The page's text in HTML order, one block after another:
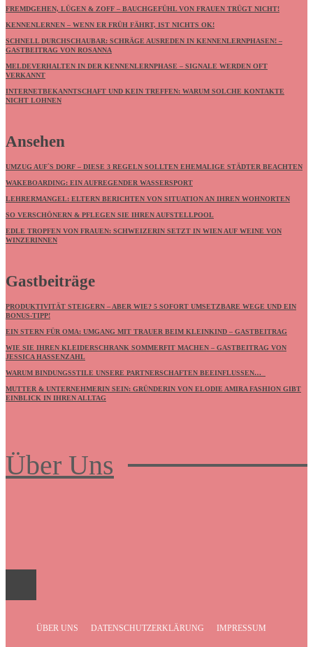
FREMDGEHEN, LÜGEN & ZOFF – BAUCHGEFÜHL VON FRAUEN TRÜGT NICHT!
KENNENLERNEN – WENN ER FRÜH FÄHRT, IST NICHTS OK!
SCHNELL DURCHSCHAUBAR: SCHRÄGE AUSREDEN IN KENNENLERNPHASEN! –
GASTBEITRAG VON ROSANNA
MELDEVERHALTEN IN DER KENNENLERNPHASE – SIGNALE WERDEN OFT
VERKANNT
INTERNETBEKANNTSCHAFT UND KEIN TREFFEN: WARUM SOLCHE KONTAKTE
NICHT LOHNEN
Ansehen
UMZUG AUF`S DORF – DIESE 3 REGELN SOLLTEN EHEMALIGE STÄDTER BEACHTEN
WAKEBOARDING: EIN AUFREGENDER WASSERSPORT
LEHRERMANGEL: ELTERN BERICHTEN VON SITUATION AN IHREN WOHNORTEN
SO VERSCHÖNERN & PFLEGEN SIE IHREN AUFSTELLPOOL
EDLE TROPFEN VON FRAUEN: SCHWEIZERIN SETZT IN WIEN AUF WEINE VON
WINZERINNEN
Gastbeiträge
PRODUKTIVITÄT STEIGERN – ABER WIE? 5 SOFORT UMSETZBARE WEGE UND EIN
BONUS-TIPP!
EIN STERN FÜR OMA: UMGANG MIT TRAUER BEIM KLEINKIND – GASTBEITRAG
WIE SIE IHREN KLEIDERSCHRANK SOMMERFIT MACHEN – GASTBEITRAG VON
JESSICA HASSENZAHL
WARUM BINDUNGSSTILE UNSERE PARTNERSCHAFTEN BEEINFLUSSEN…
MUTTER & UNTERNEHMERIN SEIN: GRÜNDERIN VON ELODIE AMIRA FASHION GIBT
EINBLICK IN IHREN ALLTAG
Über Uns
ÜBER UNS DATENSCHUTZERKLÄRUNG IMPRESSUM